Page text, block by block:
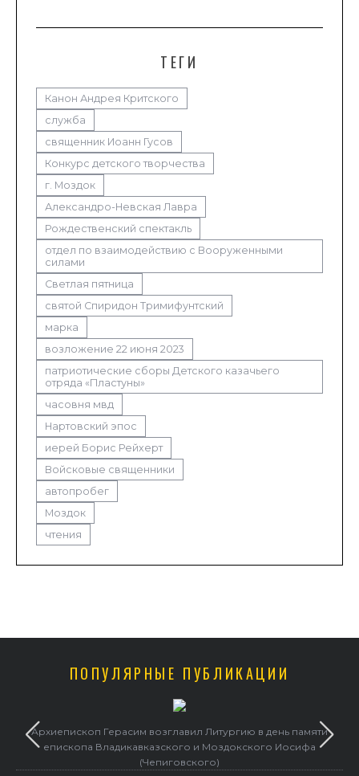
ТЕГИ
Канон Андрея Критского
служба
священник Иоанн Гусов
Конкурс детского творчества
г. Моздок
Александро-Невская Лавра
Рождественский спектакль
отдел по взаимодействию с Вооруженными
силами
Светлая пятница
святой Спиридон Тримифунтский
марка
возложение 22 июня 2023
патриотические сборы Детского казачьего
отряда «Пластуны»
часовня мвд
Нартовский эпос
иерей Борис Рейхерт
Войсковые священники
автопробег
Моздок
чтения
ПОПУЛЯРНЫЕ ПУБЛИКАЦИИ
Архиепископ Герасим возглавил Литургию в день памяти
епископа Владикавказского и Моздокского Иосифа
(Чепиговского)